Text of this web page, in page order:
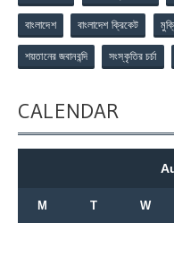
বাংলাদেশ বাংলাদেশ ক্রিকেট
শয়তানের জবানবন্দি সংস্কৃতির চর্চা
CALENDAR
M T W